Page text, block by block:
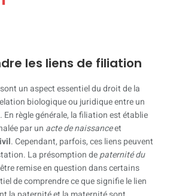
les liens de filiation
sont un aspect essentiel du droit de la
biologique ou juridique entre un
règle générale, la filiation est établie
par un acte de naissanceet
. Cependant, parfois, ces liens peuvent
La présomption depaternité du
remise en question dans certains
de comprendre ce que signifie le lien